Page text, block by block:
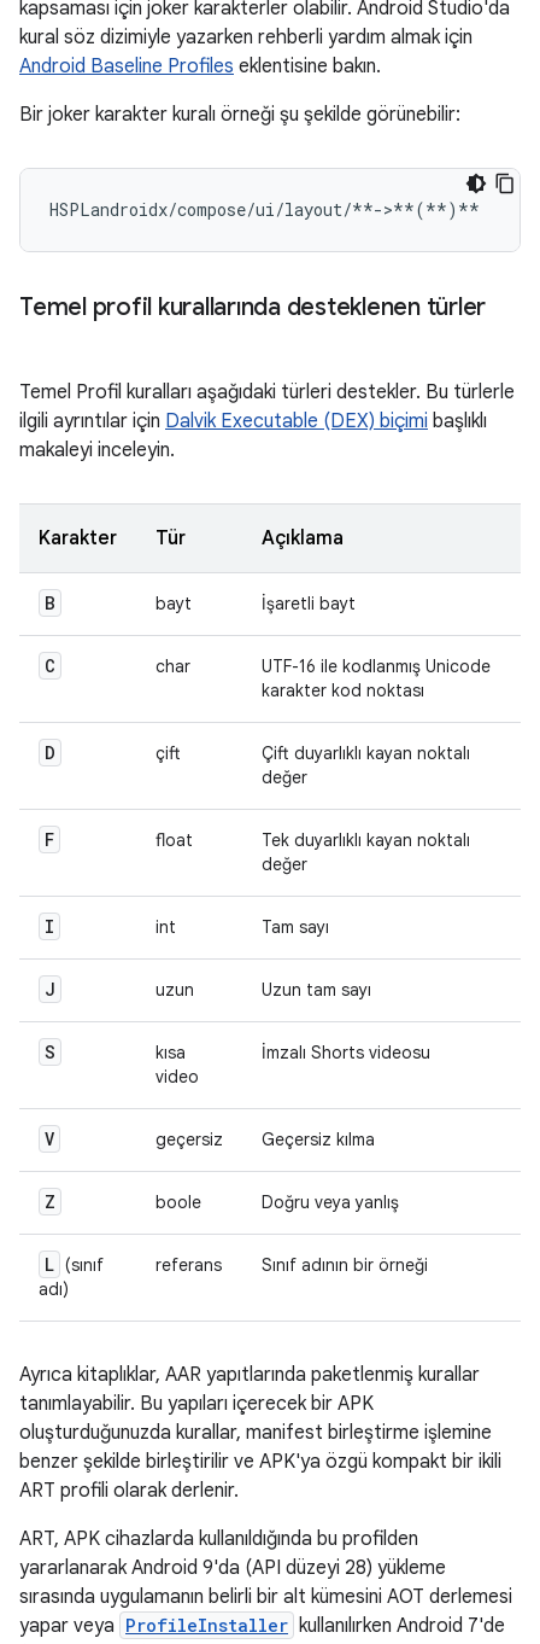
kapsaması için joker karakterler olabilir. Android Studio'da
kural söz dizimiyle yazarken rehberli yardım almak için
Android Baseline Profiles eklentisine bakın.
Bir joker karakter kuralı örneği şu şekilde görünebilir:
HSPLandroidx/compose/ui/layout/**->**(**)
Temel profil kurallarında desteklenen türler
Temel Profil kuralları aşağıdaki türleri destekler. Bu türlerle
ilgili ayrıntılar için Dalvik Executable (DEX) biçimi başlıklı
makaleyi inceleyin.
Karakter Tür Açıklama
B bayt İşaretli bayt
C char
UTF-16 ile kodlanmış Unicode
karakter kod noktası
D çift
Çift duyarlıklı kayan noktalı
değer
F float
Tek duyarlıklı kayan noktalı
değer
I int Tam sayı
J uzun Uzun tam sayı
S
kısa
video
İmzalı Shorts videosu
V geçersiz Geçersiz kılma
Z boole Doğru veya yanlış
L (sınıf
adı)
referans Sınıf adının bir örneği
Ayrıca kitaplıklar, AAR yapıtlarında paketlenmiş kurallar
tanımlayabilir. Bu yapıları içerecek bir APK
oluşturduğunuzda kurallar, manifest birleştirme işlemine
benzer şekilde birleştirilir ve APK'ya özgü kompakt bir ikili
ART profili olarak derlenir.
ART, APK cihazlarda kullanıldığında bu profilden
yararlanarak Android 9'da (API düzeyi 28) yükleme
sırasında uygulamanın belirli bir alt kümesini AOT derlemesi
yapar veya ProfileInstaller kullanılırken Android 7'de